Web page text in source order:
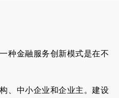
种金融服务创新模式是在不
、中小企业和企业主。建设